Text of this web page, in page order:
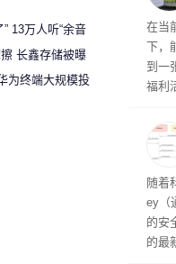
在当
下，
到一
福利
州
家
这一
（
户
随着
ey（
的安
的最
13万人听“余音
长鑫存储被曝
出研发基地
为终端大规模投